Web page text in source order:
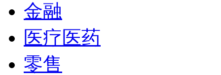
金融
医疗医药
零售